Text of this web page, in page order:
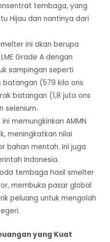
tembaga, yang
Hijau dan nantinya dari
ini akan berupa
Grade A dengan
sampingan seperti
(579 kilo ons
batangan (1,8 juta ons
selenium.
memungkinkan AMMN
meningkatkan nilai
bahan mentah. Ini juga
Indonesia.
tembaga hasil smelter
membuka pasar global
peluang untuk mengolah
yang Kuat